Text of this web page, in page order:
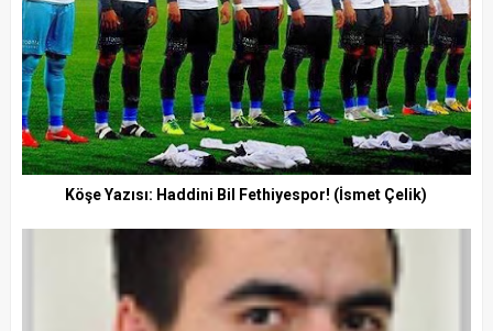
Köşe Yazısı: Haddini Bil Fethiyespor! (İsmet Çelik)